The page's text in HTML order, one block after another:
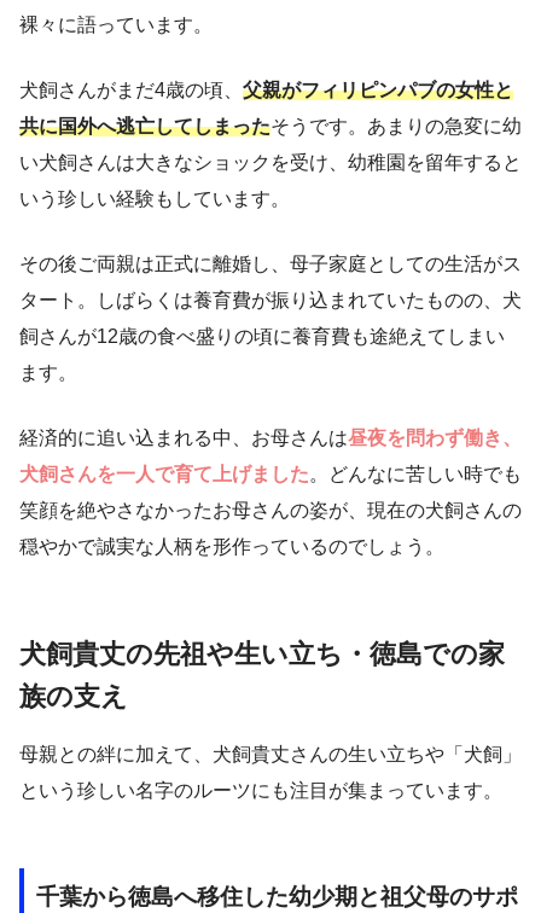
裸々に語っています。
犬飼さんがまだ4歳の頃、 父親がフィリピンパブの女性と
共に国外へ逃亡してしまったそうです。あまりの急変に幼
い犬飼さんは大きなショックを受け、幼稚園を留年すると
いう珍しい経験もしています。
その後ご両親は正式に離婚し、母子家庭としての生活がス
タート。しばらくは養育費が振り込まれていたものの、犬
飼さんが12歳の食べ盛りの頃に養育費も途絶えてしまい
ます。
経済的に追い込まれる中、お母さんは昼夜を問わず働き、
犬飼さんを一人で育て上げました。どんなに苦しい時でも
笑顔を絶やさなかったお母さんの姿が、現在の犬飼さんの
穏やかで誠実な人柄を形作っているのでしょう。
犬飼貴丈の先祖や生い立ち・徳島での家
族の支え
母親との絆に加えて、犬飼貴丈さんの生い立ちや「犬飼」
という珍しい名字のルーツにも注目が集まっています。
千葉から徳島へ移住した幼少期と祖父母のサポ